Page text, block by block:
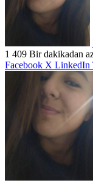
1 409 Bir dakikadan
Facebook X LinkedIn